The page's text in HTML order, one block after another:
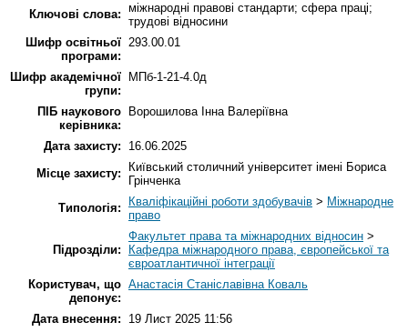
Ключові слова: міжнародні правові стандарти; сфера праці;
трудові відносини
Шифр освітньої
програми:
293.00.01
Шифр академічної
групи:
МПб-1-21-4.0д
ПІБ наукового
керівника:
Ворошилова Інна Валеріївна
Дата захисту:
16.06.2025
Місце захисту:
Київський столичний університет імені Бориса
Грінченка
Типологія:
Кваліфікаційні роботи здобувачів > Міжнародне
право
Підрозділи:
Факультет права та міжнародних відносин >
Кафедра міжнародного права, європейської та
євроатлантичної інтеграції
Користувач, що
депонує:
Анастасія Станіславівна Коваль
Дата внесення: 19 Лист 2025 11:56